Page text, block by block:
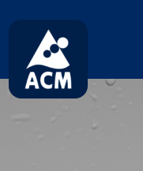
キ
ゲ
に
移